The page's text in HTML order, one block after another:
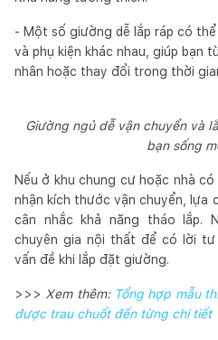
- Một số giường dễ lắp ráp có
và phụ kiện khác nhau, giúp bạn
nhân hoặc thay đổi trong thời
Giường ngủ dễ vận chuyển và
bạn sống
Nếu ở khu chung cư hoặc nhà
nhận kích thước vận chuyển, lựa
cân nhắc khả năng tháo lắp.
chuyên gia nội thất để có lời tư
vấn đề khi lắp đặt giường.
>>> Xem thêm: Tổng hợp mẫu
được trau chuốt đến từng chi tiết